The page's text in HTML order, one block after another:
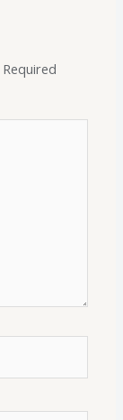
Required